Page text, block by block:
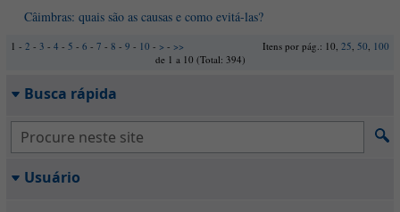
Câimbras: quais são as causas e como evitá-las?
Itens por pág.: 10, 25, 50, 100
1 - 2 - 3 - 4 - 5 - 6 - 7 - 8 - 9 - 10 - > - >>
de 1 a 10 (Total: 394)
Busca rápida
Usuário